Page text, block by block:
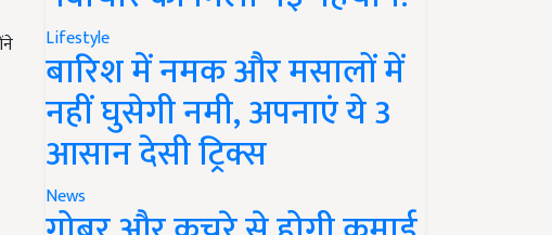
Lifestyle
बारिश में नमक और मसालों में
नहीं घुसेगी नमी, अपनाएं ये 3
आसान देसी ट्रिक्स
News